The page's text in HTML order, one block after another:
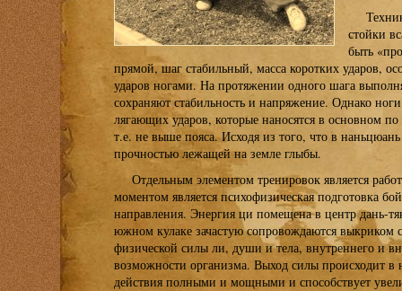
стойки
быть
прямой, шаг стабильный, масса коротких ударов,
ударов ногами. На протяжении одного шага
сохраняют стабильность и напряжение. Однако
лягающих ударов, которые наносятся в основном
т.е. не выше пояса. Исходя из того, что в
прочностью лежащей на земле глыбы.
Отдельным элементом тренировок является
моментом является психофизическая подготовка
направления. Энергия ци помещена в центр дань-
южном кулаке зачастую сопровождаются
физической силы ли, души и тела, внутреннего и
возможности организма. Выход силы происходит
действия полными и мощными и способствует